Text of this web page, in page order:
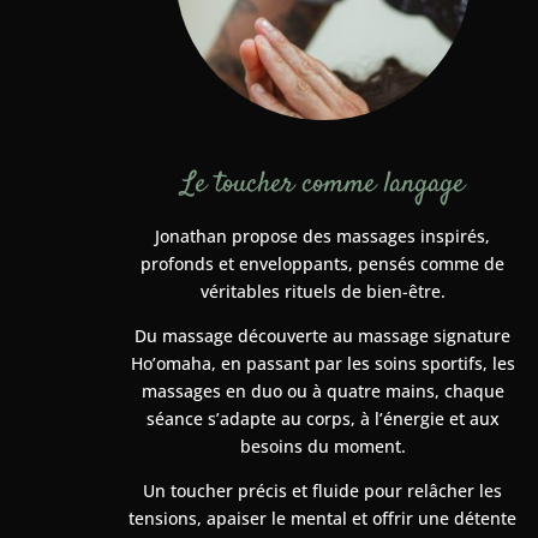
Le toucher comme langage
Jonathan propose des massages inspirés,
profonds et enveloppants, pensés comme de
véritables rituels de bien-être.
Du massage découverte au massage signature
Ho’omaha, en passant par les soins sportifs, les
massages en duo ou à quatre mains, chaque
séance s’adapte au corps, à l’énergie et aux
besoins du moment.
Un toucher précis et fluide pour relâcher les
tensions, apaiser le mental et offrir une détente